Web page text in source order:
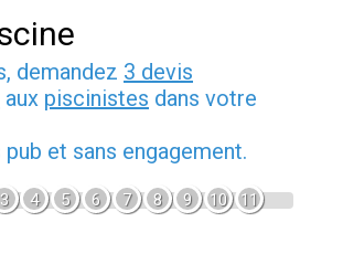
demandez 3 devis
aux piscinistes dans votre
pub et sans engagement.
3 4 5 6 7 8 9 10 11